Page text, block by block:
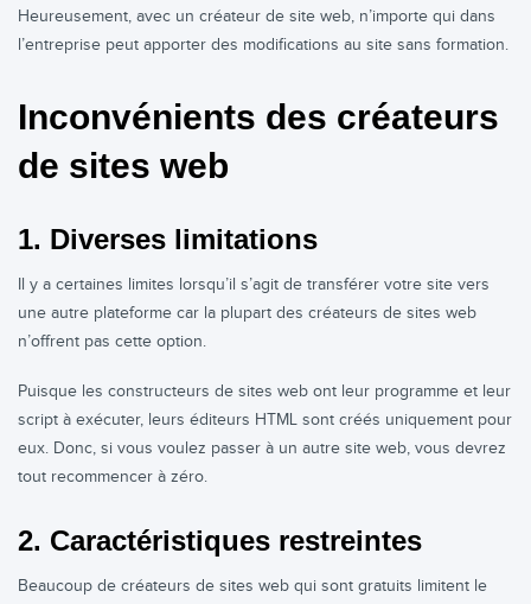
Heureusement, avec un créateur de site web, n’importe qui dans
l’entreprise peut apporter des modifications au site sans formation.
Inconvénients des créateurs
de sites web
1. Diverses limitations
Il y a certaines limites lorsqu’il s’agit de transférer votre site vers
une autre plateforme car la plupart des créateurs de sites web
n’offrent pas cette option.
Puisque les constructeurs de sites web ont leur programme et leur
script à exécuter, leurs éditeurs HTML sont créés uniquement pour
eux. Donc, si vous voulez passer à un autre site web, vous devrez
tout recommencer à zéro.
2. Caractéristiques restreintes
Beaucoup de créateurs de sites web qui sont gratuits limitent le